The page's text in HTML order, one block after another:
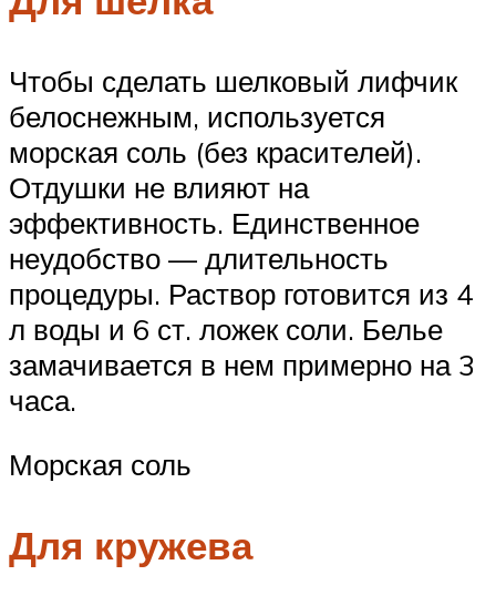
Чтобы сделать шелковый лифчик
белоснежным, используется
морская соль (без красителей).
Отдушки не влияют на
эффективность. Единственное
неудобство — длительность
процедуры. Раствор готовится из 4
л воды и 6 ст. ложек соли. Белье
замачивается в нем примерно на 3
часа.
Морская соль
Для кружева